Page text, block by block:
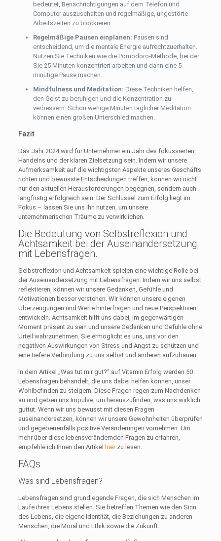
bedeutet, Benachrichtigungen auf dem Telefon und
Computer auszuschalten und regelmäßige, ungestörte
Arbeitszeiten zu blockieren.
Regelmäßige Pausen einplanen: Pausen sind
entscheidend, um die mentale Energie aufrechtzuerhalten.
Nutzen Sie Techniken wie die Pomodoro-Methode, bei der
Sie 25 Minuten konzentriert arbeiten und dann eine 5-
minütige Pause machen.
Mindfulness und Meditation: Diese Techniken helfen,
den Geist zu beruhigen und die Konzentration zu
verbessern. Schon wenige Minuten täglicher Meditation
können einen großen Unterschied machen.
Fazit
Das Jahr 2024 wird für Unternehmer ein Jahr des fokussierten
Handelns und der klaren Zielsetzung sein. Indem wir unsere
Aufmerksamkeit auf die wichtigsten Aspekte unseres Geschäfts
richten und bewusste Entscheidungen treffen, können wir nicht
nur den aktuellen Herausforderungen begegnen, sondern auch
langfristig erfolgreich sein. Der Schlüssel zum Erfolg liegt im
Fokus – lassen Sie uns ihn nutzen, um unsere
unternehmerischen Träume zu verwirklichen.
Die Bedeutung von Selbstreflexion und
Achtsamkeit bei der Auseinandersetzung
mit Lebensfragen.
Selbstreflexion und Achtsamkeit spielen eine wichtige Rolle bei
der Auseinandersetzung mit Lebensfragen. Indem wir uns selbst
reflektieren, können wir unsere Gedanken, Gefühle und
Motivationen besser verstehen. Wir können unsere eigenen
Überzeugungen und Werte hinterfragen und neue Perspektiven
entwickeln. Achtsamkeit hilft uns dabei, im gegenwärtigen
Moment präsent zu sein und unsere Gedanken und Gefühle ohne
Urteil wahrzunehmen. Sie ermöglicht es uns, uns vor den
negativen Auswirkungen von Stress und Angst zu schützen und
eine tiefere Verbindung zu uns selbst und anderen aufzubauen.
In dem Artikel „Was tut mir gut?“ auf Vitamin Erfolg werden 50
Lebensfragen behandelt, die uns dabei helfen können, unser
Wohlbefinden zu steigern. Diese Fragen regen zum Nachdenken
an und geben uns Impulse, um herauszufinden, was uns wirklich
guttut. Wenn wir uns bewusst mit diesen Fragen
auseinandersetzen, können wir unsere Gewohnheiten überprüfen
und gegebenenfalls positive Veränderungen vornehmen. Um
mehr über diese lebensverändernden Fragen zu erfahren,
empfehle ich Ihnen den Artikel hierzu lesen.
FAQs
Was sind Lebensfragen?
Lebensfragen sind grundlegende Fragen, die sich Menschen im
Laufe ihres Lebens stellen. Sie betreffen Themen wie den Sinn
des Lebens, die eigene Identität, die Beziehungen zu anderen
Menschen, die Moral und Ethik sowie die Zukunft.